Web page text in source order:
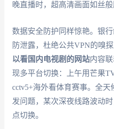
晚直播时，超高清画面如丝般
数据安全防护同样惊艳。银
防泄露，杜绝公共VPN的嗅
以看国内电视剧的网站内容
现多平台切换：上午用芒果
cctv5+海外看体育赛事。全
发问题，某次深夜线路波动
点切换。